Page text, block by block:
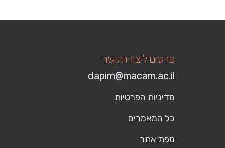
פרטים ליצירת קשר
dapim@macam.ac.il
מדיניות הפרטיות
כל המאמרים
מפת אתר